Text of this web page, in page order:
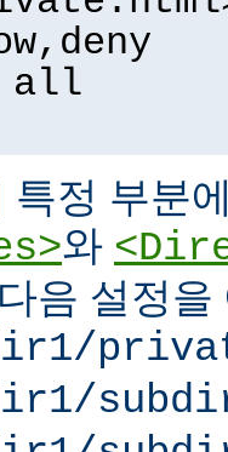
all
특정 부분
와
음 설정을